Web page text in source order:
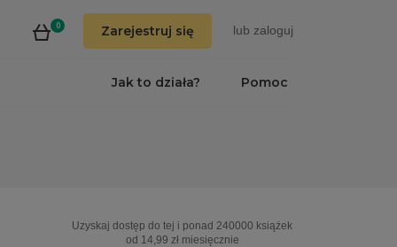
0 Zarejestruj się lub zaloguj
Pomoc
Jak to działa?
Uzyskaj dostęp do tej i ponad 240000 książek
od 14,99 zł miesięcznie